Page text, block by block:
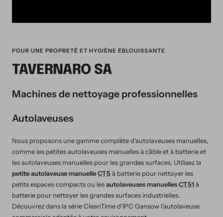
POUR UNE PROPRETÉ ET HYGIÈNE ÉBLOUISSANTE
TAVERNARO SA
Machines de nettoyage professionnelles
Autolaveuses
Nous proposons une gamme complète d'autolaveuses manuelles,
comme les petites autolaveuses manuelles à câble et à batterie et
les autolaveuses manuelles pour les grandes surfaces. Utilisez la
petite autolaveuse manuelleCT5 à batterie pour nettoyer les
petits espaces compacts ou lesautolaveuses manuellesCT51à
batterie pour nettoyer les grandes surfaces industrielles.
Découvrez dans la série CleanTime d'IPC Gansow l'autolaveuse